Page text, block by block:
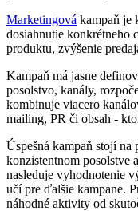
Marketingová kampaň je
dosiahnutie konkrétneho
produktu, zvýšenie
Kampaň má jasne
posolstvo, kanály,
kombinuje viacero
mailing, PR či obsah -
Úspešná kampaň stojí na
konzistentnom posolstve
nasleduje vyhodnotenie
učí pre ďalšie kampane.
náhodné aktivity od